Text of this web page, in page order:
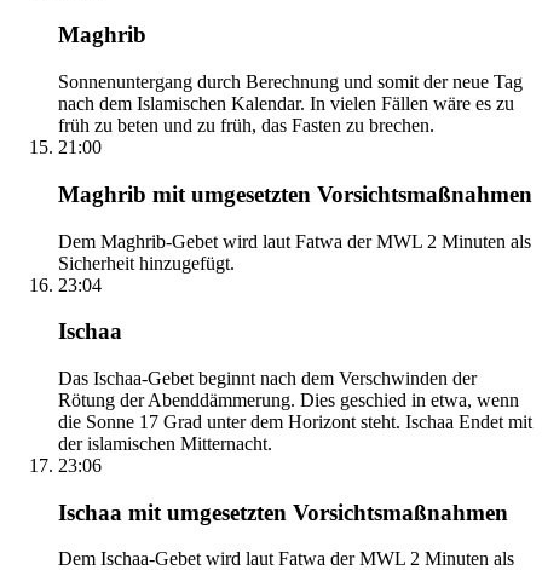
Maghrib
Sonnenuntergang durch Berechnung und somit der neue Tag
nach dem Islamischen Kalendar. In vielen Fällen wäre es zu
früh zu beten und zu früh, das Fasten zu brechen.
21:00
Maghrib mit umgesetzten Vorsichtsmaßnahmen
Dem Maghrib-Gebet wird laut Fatwa der MWL 2 Minuten als
Sicherheit hinzugefügt.
23:04
Ischaa
Das Ischaa-Gebet beginnt nach dem Verschwinden der
Rötung der Abenddämmerung. Dies geschied in etwa, wenn
die Sonne 17 Grad unter dem Horizont steht. Ischaa Endet mit
der islamischen Mitternacht.
23:06
Ischaa mit umgesetzten Vorsichtsmaßnahmen
Dem Ischaa-Gebet wird laut Fatwa der MWL 2 Minuten als